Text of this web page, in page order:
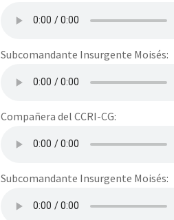
Subcomandante Insurgente Moisés:
Compañera del CCRI-CG:
Subcomandante Insurgente Moisés: